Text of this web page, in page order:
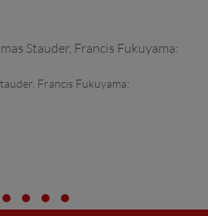
Francis Fukuyama: